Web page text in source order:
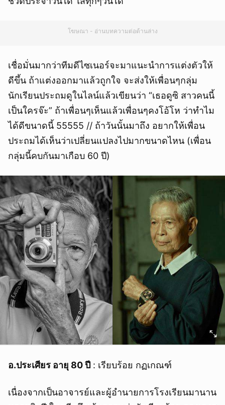
โฆษณา - อ่านบทความต่อด้านล่าง
เชื่อมั่นมากว่าทีมดีไซเนอร์จะมาแนะนำการแต่งตัวให้
ดีขึ้น ถ้าแต่งออกมาแล้วถูกใจ จะส่งให้เพื่อนๆกลุ่ม
นักเรียนประถมดูในไลน์แล้วเขียนว่า “เธอดูซิ สาวคนนี้
เป็นใครจ๊ะ” ถ้าเพื่อนๆเห็นแล้วเพื่อนๆคงโอ้โห ว่าทำไม
ได้ดีขนาดนี้ 55555 // ถ้าวันนั้นมาถึง อยากให้เพื่อน
ประถมได้เห็นว่าเปลี่ยนแปลงไปมากขนาดไหน (เพื่อน
กลุ่มนี้คบกันมาเกือบ 60 ปี)
อ.ประเศียร อายุ 80 ปี : เรียบร้อย กฏเกณฑ์
เนื่องจากเป็นอาจารย์และผู้อำนายการโรงเรียนมานาน